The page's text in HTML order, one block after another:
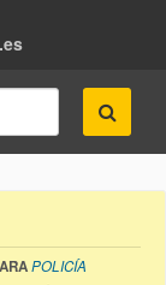
.es
POLICÍA